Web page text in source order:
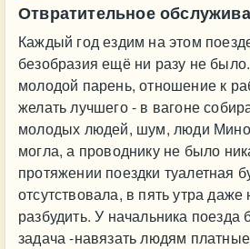
Отвратительное
Каждый год ездим на этом
безобразия ещё ни разу не
молодой парень, отношение к
желать лучшего - в вагоне
молодых людей, шум, люди Мино
могла, а проводнику не было
протяжении поездки туалетная
отсутствовала, в пять утра
разбудить. У начальника поезда
задача -навязать людям платные